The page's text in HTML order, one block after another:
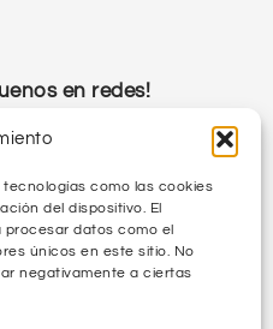
como las cookies
del dispositivo. El
datos como el
únicos en este sitio. No
negativamente a ciertas
en redes!